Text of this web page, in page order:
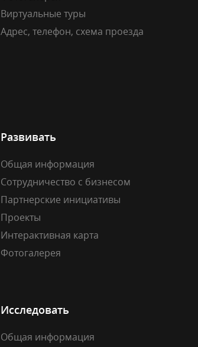
Виртуальные туры
Адрес, телефон, схема проезда
Развивать
Общая информация
Сотрудничество с бизнесом
Партнерские инициативы
Проекты
Интерактивная карта
Фотогалерея
Исследовать
Общая информация